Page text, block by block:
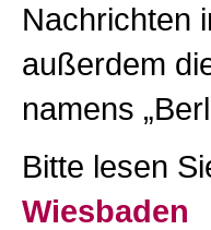
Nachrichten
außerdem
namens
Bitte lesen
Wiesbaden